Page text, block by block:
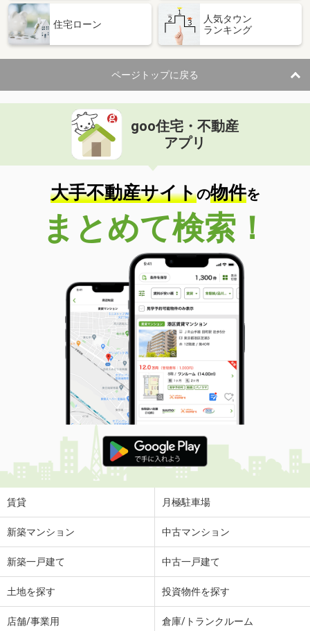
住宅ローン
人気タウン
ランキング
ページトップに戻る
goo住宅・不動産
アプリ
大手不動産サイトの物件を
まとめて検索！
賃貸 月極駐車場
新築マンション 中古マンション
新築一戸建て 中古一戸建て
土地を探す 投資物件を探す
店舗/事業用 倉庫/トランクルーム